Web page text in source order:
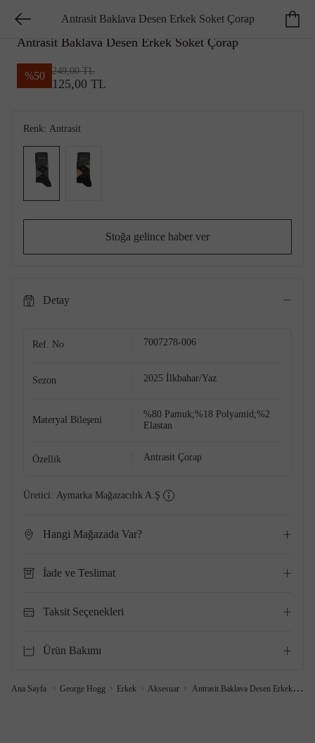
GEORGE HOGG ESSENTIALS
Antrasit Baklava Desen Erkek Soket Çorap
%50 249,00 TL
125,00 TL
Renk: Antrasit
Stoğa gelince haber ver
Detay
Ref. No 7007278-006
Sezon 2025 İlkbahar/Yaz
Materyal Bileşeni
%80 Pamuk;%18 Polyamid;%2
Elastan
Özellik Antrasit Çorap
Üretici: Aymarka Mağazacılık A.Ş
Hangi Mağazada Var?
İade ve Teslimat
Taksit Seçenekleri
Ürün Bakımı
Ana Sayfa George Hogg Erkek Aksesuar Antrasit Baklava Desen Erkek Soket Çorap
Antrasit Baklava Desen Erkek Soket Çorap